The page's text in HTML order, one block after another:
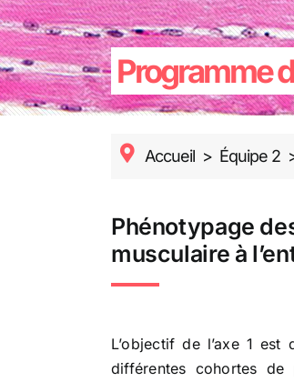
Programme
Accueil> Équipe 2
Phénotypage
musculaire à
L’objectif de l’axe 1
différentes cohortes